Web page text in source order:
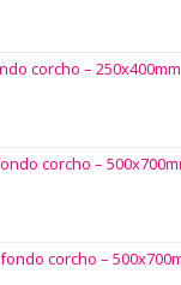
corcho – 250x400mm
corcho –
corcho –